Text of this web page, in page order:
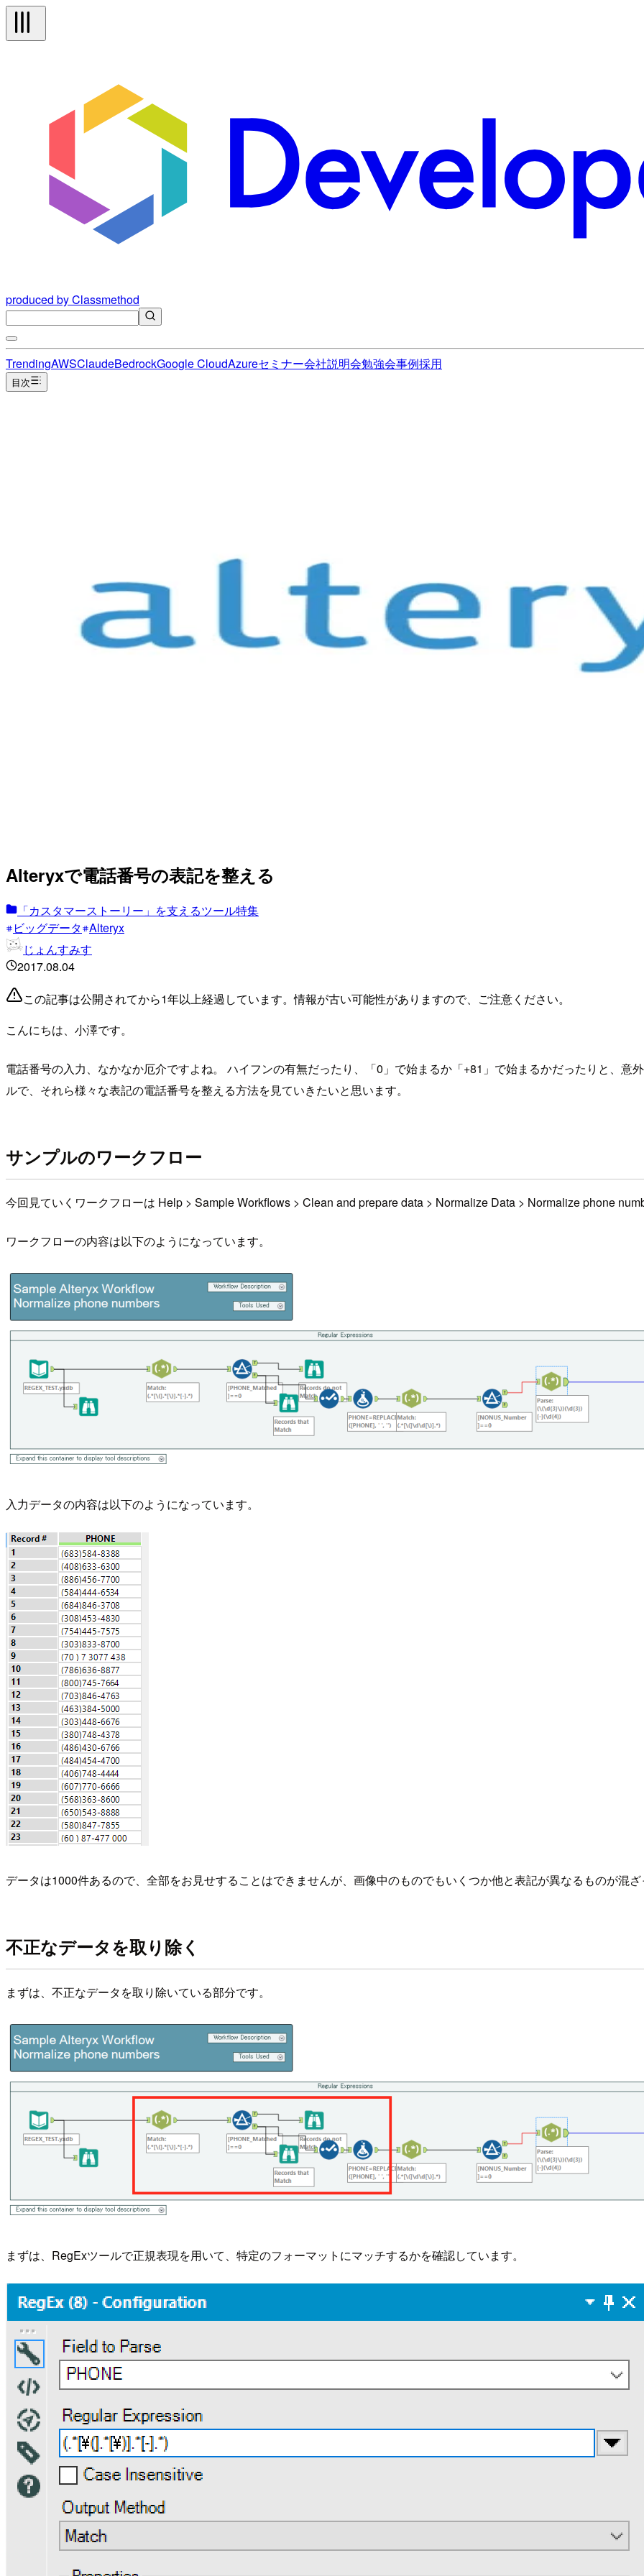
produced by Classmethod
TrendingAWSClaudeBedrockGoogle CloudAzureセミナー会社説明会勉強会事例採用
目次
Alteryxで電話番号の表記を整える
「カスタマーストーリー」を支えるツール特集
ビッグデータ Alteryx
じょんすみす
2017.08.04
この記事は公開されてから1年以上経過しています。情報が古い可能性がありますので、ご注意ください。
こんにちは、小澤です。
電話番号の入力、なかなか厄介ですよね。 ハイフンの有無だったり、「0」で始まるか「+81」で始まるかだったりと、意
ルで、それら様々な表記の電話番号を整える方法を見ていきたいと思います。
サンプルのワークフロー
今回見ていくワークフローは Help > Sample Workflows > Clean and prepare data > Normalize Data > Normalize phone
ワークフローの内容は以下のようになっています。
入力データの内容は以下のようになっています。
データは1000件あるので、全部をお見せすることはできませんが、画像中のものでもいくつか他と表記が異なるものが混ざ
不正なデータを取り除く
まずは、不正なデータを取り除いている部分です。
まずは、RegExツールで正規表現を用いて、特定のフォーマットにマッチするかを確認しています。